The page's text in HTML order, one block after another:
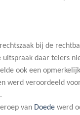
bij de
uitspraak daar telers
ook een
werd veroordeeld
van Doede werd